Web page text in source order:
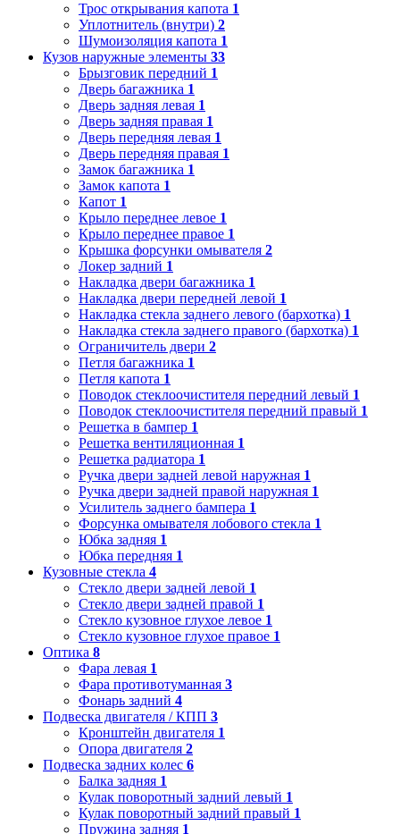
Трос открывания капота 1
Уплотнитель (внутри) 2
Шумоизоляция капота 1
Кузов наружные элементы 33
Брызговик передний 1
Дверь багажника 1
Дверь задняя левая 1
Дверь задняя правая 1
Дверь передняя левая 1
Дверь передняя правая 1
Замок багажника 1
Замок капота 1
Капот 1
Крыло переднее левое 1
Крыло переднее правое 1
Крышка форсунки омывателя 2
Локер задний 1
Накладка двери багажника 1
Накладка двери передней левой 1
Накладка стекла заднего левого (бархотка) 1
Накладка стекла заднего правого (бархотка) 1
Ограничитель двери 2
Петля багажника 1
Петля капота 1
Поводок стеклоочистителя передний левый 1
Поводок стеклоочистителя передний правый 1
Решетка в бампер 1
Решетка вентиляционная 1
Решетка радиатора 1
Ручка двери задней левой наружная 1
Ручка двери задней правой наружная 1
Усилитель заднего бампера 1
Форсунка омывателя лобового стекла 1
Юбка задняя 1
Юбка передняя 1
Кузовные стекла 4
Стекло двери задней левой 1
Стекло двери задней правой 1
Стекло кузовное глухое левое 1
Стекло кузовное глухое правое 1
Оптика 8
Фара левая 1
Фара противотуманная 3
Фонарь задний 4
Подвеска двигателя / КПП 3
Кронштейн двигателя 1
Опора двигателя 2
Подвеска задних колес 6
Балка задняя 1
Кулак поворотный задний левый 1
Кулак поворотный задний правый 1
Пружина задняя 1